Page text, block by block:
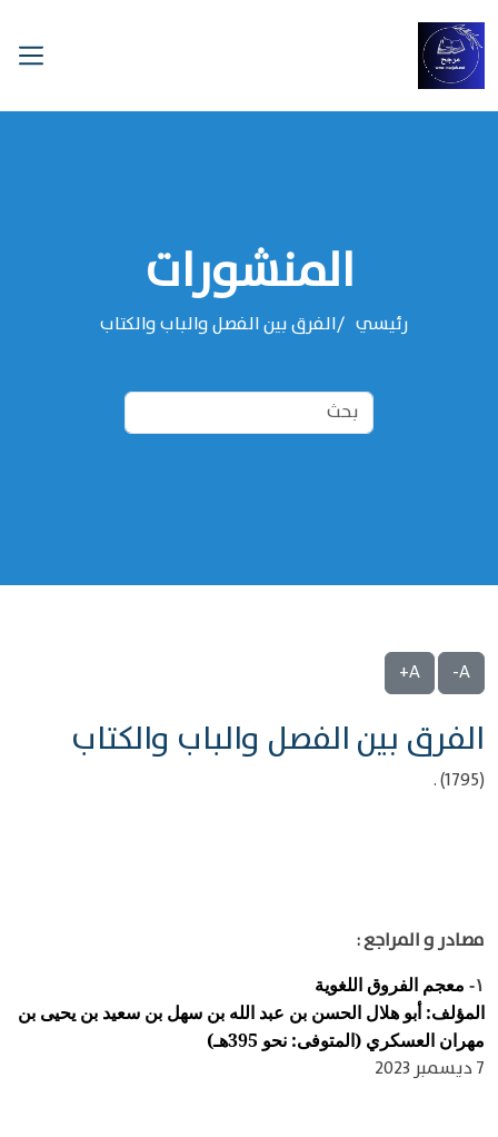
المنشورات
رئيسي الفرق بين الفصل والباب والكتاب
A-
A+
الفرق بين الفصل والباب والكتاب
(1795) .
مصادر و المراجع :
١-
معجم الفروق اللغوية
المؤلف: أبو هلال الحسن بن عبد الله بن سهل بن سعيد بن يحيى بن
مهران العسكري (المتوفى: نحو 395هـ)
7 ديسمبر 2023